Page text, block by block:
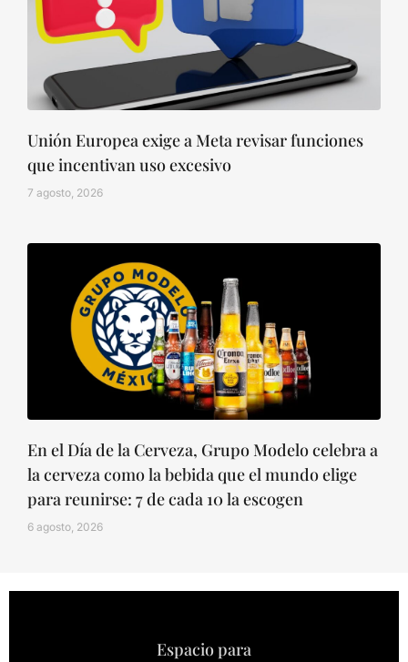
Unión Europea exige a Meta revisar funciones
que incentivan uso excesivo
7 agosto, 2026
En el Día de la Cerveza, Grupo Modelo celebra a
la cerveza como la bebida que el mundo elige
para reunirse: 7 de cada 10 la escogen
6 agosto, 2026
Espacio para